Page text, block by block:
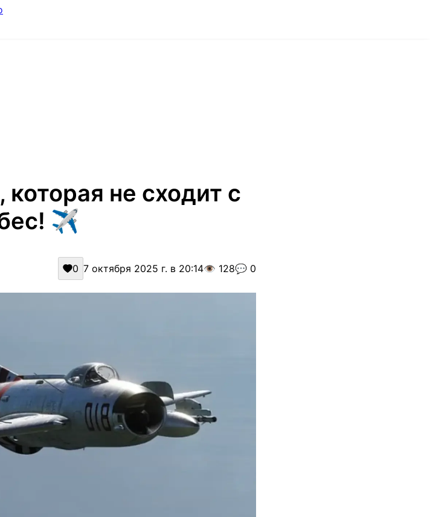
не сходит с
✈️
0 7 октября 2025 г. в 20:14👁️ 128💬 0